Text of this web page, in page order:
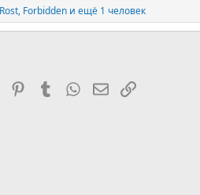
Rost, Forbidden и ещё 1 человек
PinterestTumblrWhatsAppЭлектронная
Ссылка